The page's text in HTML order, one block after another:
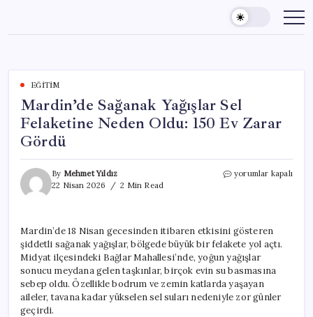
content
EĞITIM
Mardin’de Sağanak Yağışlar Sel
Felaketine Neden Oldu: 150 Ev Zarar
Gördü
By Mehmet Yıldız
22 Nisan 2026
2 Min Read
Mardin’de
Neden
Oldu:
150
Ev
Gördü
için
yorumlar kapalı
Mardin’de 18 Nisan gecesinden itibaren etkisini gösteren
şiddetli sağanak yağışlar, bölgede büyük bir felakete yol açtı.
Midyat ilçesindeki Bağlar Mahallesi’nde, yoğun yağışlar
sonucu meydana gelen taşkınlar, birçok evin su basmasına
sebep oldu. Özellikle bodrum ve zemin katlarda yaşayan
aileler, tavana kadar yükselen sel suları nedeniyle zor günler
geçirdi.